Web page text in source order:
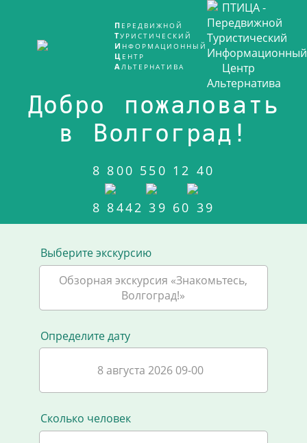
ПЕРЕДВИЖНОЙ
ТУРИСТИЧЕСКИЙ
ИНФОРМАЦИОННЫЙ
ЦЕНТР
АЛЬТЕРНАТИВА
Добро пожаловать
в Волгоград!
8 800 550 12 40
8 8442 39 60 39
Выберите экскурсию
Обзорная экскурсия «Знакомьтесь,
Волгоград!»
Определите дату
8 августа 2026 09-00
Сколько человек